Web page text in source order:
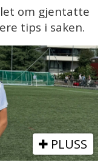
om gjentatte
tips i saken.
PLUSS